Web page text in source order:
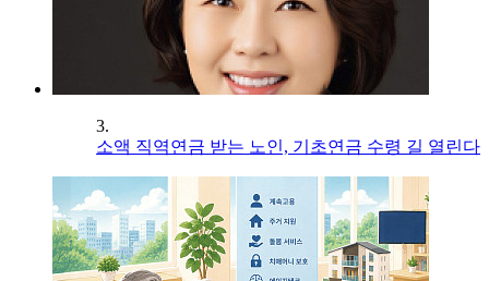
3.
소액 직역연금 받는 노인, 기초연금 수령 길 열린다